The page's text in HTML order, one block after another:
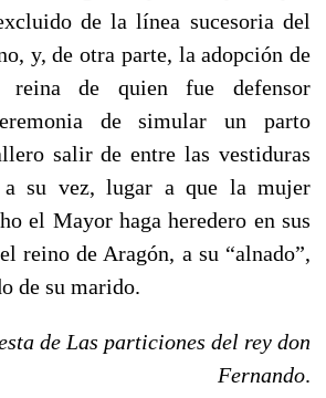
de la línea sucesoria del
y, de otra parte, la adopción de
de quien fue defensor
de simular un parto
salir de entre las vestiduras
a su vez, lugar a que la mujer
el Mayor haga heredero en sus
reino de Aragón, a su “alnado”,
de su marido.
de Las particiones del rey don
Fernando.